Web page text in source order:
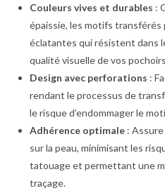
Couleurs vives et durables :
épaissie, les motifs
éclatantes qui résistent dans
qualité visuelle de vos
Design avec perforations :
rendant le processus de
le risque d’endommager le
Adhérence optimale :
sur la peau, minimisant les
tatouage et permettant une
traçage.